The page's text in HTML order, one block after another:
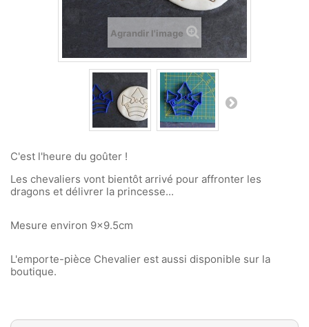
Agrandir l'image
C'est l'heure du goûter !
Les chevaliers vont bientôt arrivé pour affronter les
dragons et délivrer la princesse...
Mesure environ 9x9.5cm
L'emporte-pièce Chevalier est aussi disponible sur la
boutique.